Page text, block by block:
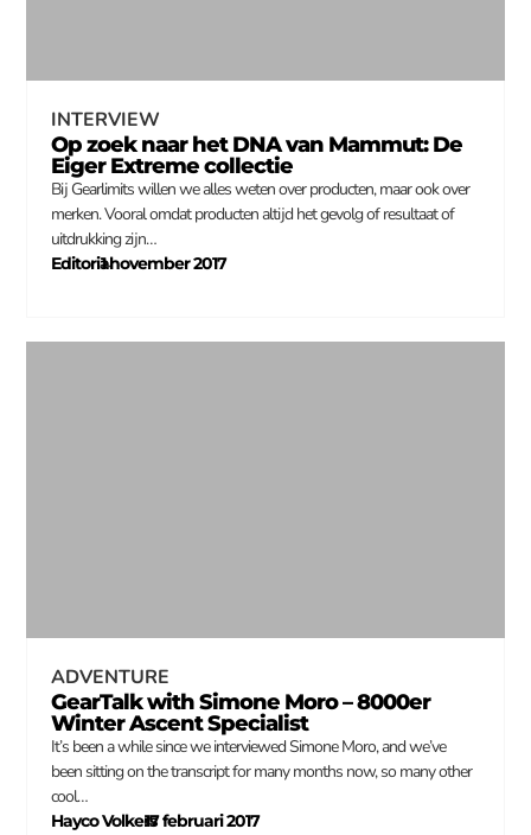
INTERVIEW
Op zoek naar het DNA van Mammut: De
Eiger Extreme collectie
Bij Gearlimits willen we alles weten over producten, maar ook over
merken. Vooral omdat producten altijd het gevolg of resultaat of
uitdrukking zijn…
Editorial
–
1 november 2017
ADVENTURE
GearTalk with Simone Moro – 8000er
Winter Ascent Specialist
It’s been a while since we interviewed Simone Moro, and we’ve
been sitting on the transcript for many months now, so many other
cool…
Hayco Volkers
–
17 februari 2017